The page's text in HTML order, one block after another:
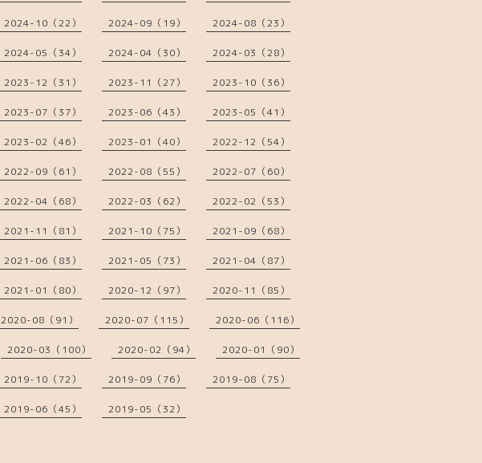
2024-10（22） 2024-09（19） 2024-08（23）
2024-05（34） 2024-04（30） 2024-03（28）
2023-12（31） 2023-11（27） 2023-10（36）
2023-07（37） 2023-06（43） 2023-05（41）
2023-02（46） 2023-01（40） 2022-12（54）
2022-09（61） 2022-08（55） 2022-07（60）
2022-04（68） 2022-03（62） 2022-02（53）
2021-11（81） 2021-10（75） 2021-09（68）
2021-06（83） 2021-05（73） 2021-04（87）
2021-01（80） 2020-12（97） 2020-11（85）
2020-08（91） 2020-07（115） 2020-06（116）
2020-03（100） 2020-02（94） 2020-01（90）
2019-10（72） 2019-09（76） 2019-08（75）
2019-06（45） 2019-05（32）